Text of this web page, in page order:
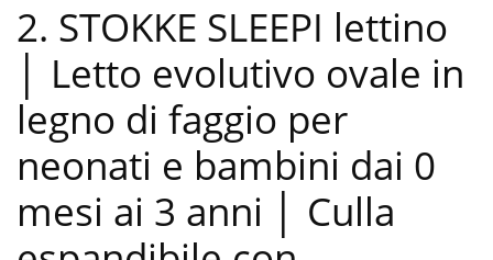
2. STOKKE SLEEPI lettino
│ Letto evolutivo ovale in
legno di faggio per
neonati e bambini dai 0
mesi ai 3 anni │ Culla